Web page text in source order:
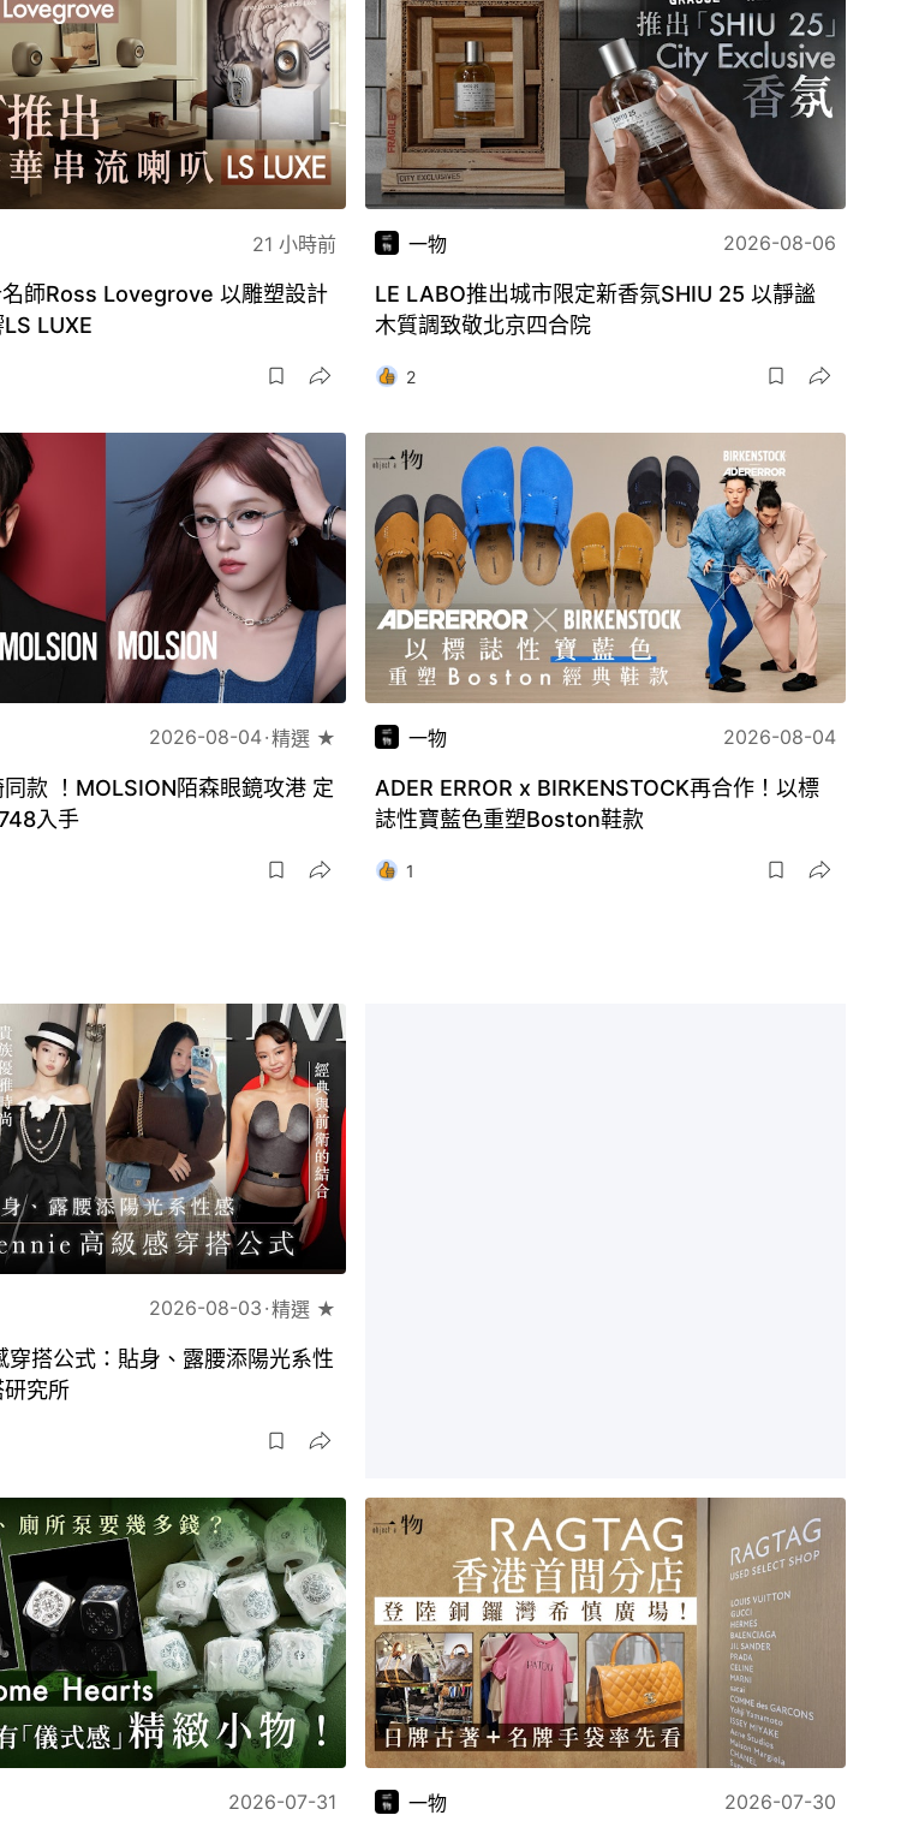
21 小時前
名師Ross Lovegrove 以雕塑設計
LUXE
一物 2026-08-06
LE LABO推出城市限定新香氛SHIU 25 以靜謐
木質調致敬北京四合院
2
2026-08-04 精選 ★
款 ！MOLSION陌森眼鏡攻港 定
入手
一物 2026-08-04
ADER ERROR x BIRKENSTOCK再合作！以標
誌性寶藍色重塑Boston鞋款
1
2026-08-03 精選 ★
搭公式：貼身、露腰添陽光系性
究所
2026-07-31 一物 2026-07-30